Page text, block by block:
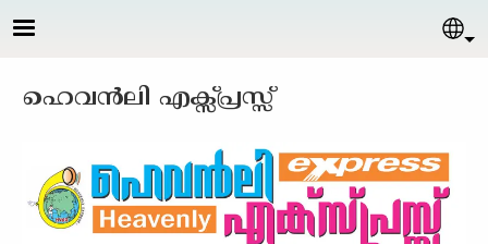
Skip to main content
ഹെവന്‍ലി എക്സ്പ്രസ്സ്‌